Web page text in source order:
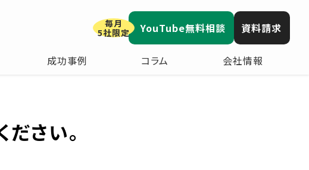
成功事例 コラム 会社情報
毎月
5社限定
YouTube無料相談 資料請求
さい。